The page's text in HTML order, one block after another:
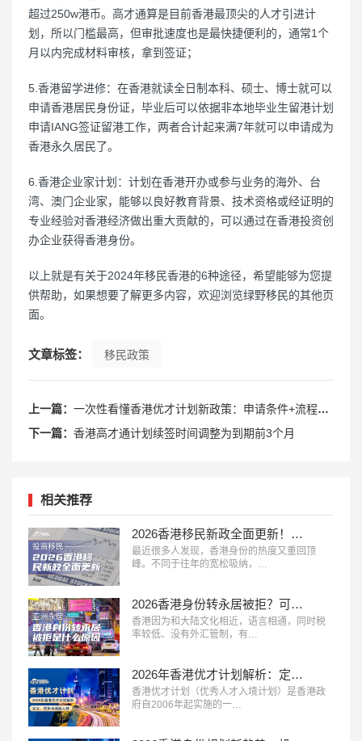
超过250w港币。高才通算是目前香港最顶尖的人才引进计
划，所以门槛最高，但审批速度也是最快捷便利的，通常1个
月以内完成材料审核，拿到签证；
5.香港留学进修：在香港就读全日制本科、硕士、博士就可以
申请香港居民身份证，毕业后可以依据非本地毕业生留港计划
申请IANG签证留港工作，两者合计起来满7年就可以申请成为
香港永久居民了。
6.香港企业家计划：计划在香港开办或参与业务的海外、台
湾、澳门企业家，能够以良好教育背景、技术资格或经证明的
专业经验对香港经济做出重大贡献的，可以通过在香港投资创
办企业获得香港身份。
以上就是有关于2024年移民香港的6种途径，希望能够为您提
供帮助，如果想要了解更多内容，欢迎浏览绿野移民的其他页
面。
文章标签： 移民政策
上一篇： 一次性看懂香港优才计划新政策：申请条件+流程攻略！
下一篇： 香港高才通计划续签时间调整为到期前3个月
相关推荐
2026香港移民新政全面更新！4条适合普通人的路径
最近很多人发现，香港身份的热度又重回顶
峰。不同于往年的宽松吸纳，…
2026香港身份转永居被拒？可能是这些“加分行为”你没做到位
香港因为和大陆文化相近，语言相通，同时税
率较低、没有外汇管制，有…
2026年香港优才计划解析：定义、优势与适配人群
香港优才计划（优秀人才入境计划）是香港政
府自2006年起实施的一…